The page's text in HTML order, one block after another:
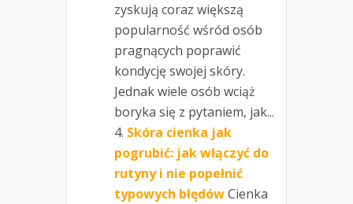
zyskują coraz większą
popularność wśród osób
pragnących poprawić
kondycję swojej skóry.
Jednak wiele osób wciąż
boryka się z pytaniem, jak...
Skóra cienka jak
pogrubić: jak włączyć do
rutyny i nie popełnić
typowych błędówCienka